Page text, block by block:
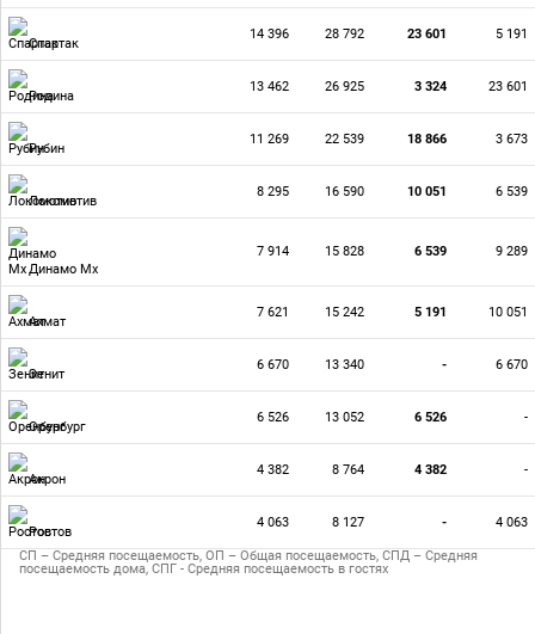
Спартак
14 396 28 792 23 601 5 191
Родина
13 462 26 925 3 324 23 601
Рубин
11 269 22 539 18 866 3 673
Локомотив
8 295 16 590 10 051 6 539
Динамо Мх
7 914 15 828 6 539 9 289
Ахмат
7 621 15 242 5 191 10 051
Зенит
6 670 13 340 - 6 670
Оренбург
6 526 13 052 6 526 -
Акрон
4 382 8 764 4 382 -
Ростов
4 063 8 127 - 4 063
СП – Средняя посещаемость, ОП – Общая посещаемость, СПД – Средняя
посещаемость дома, СПГ - Средняя посещаемость в гостях